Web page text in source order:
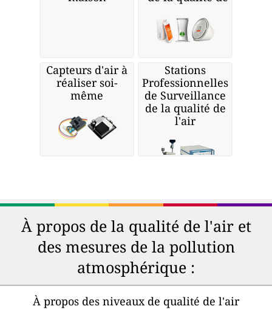
Capteurs d'air à
réaliser soi-
même
Stations
Professionnelles
de Surveillance
de la qualité de
l'air
À propos de la qualité de l'air et
des mesures de la pollution
atmosphérique :
À propos des niveaux de qualité de l'air